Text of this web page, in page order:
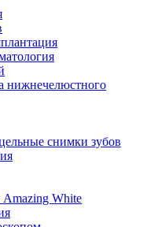
нижнечелюстного
снимки зубов
Amazing White